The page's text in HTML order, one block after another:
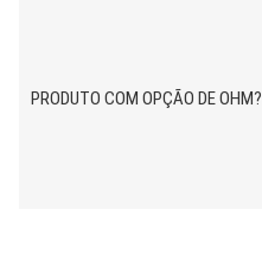
PRODUTO COM OPÇÃO DE OHM?